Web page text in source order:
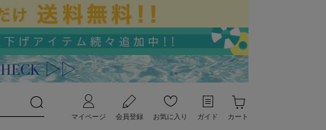
マイページ 会員登録 お気に入り ガイド カート